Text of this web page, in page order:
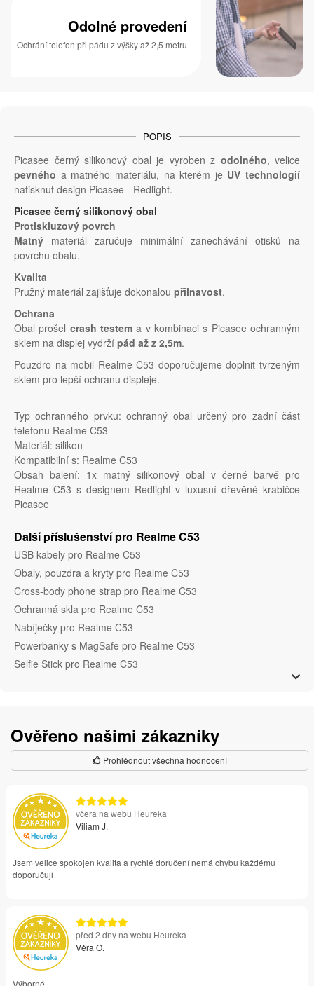
Odolné provedení
Ochrání telefon při pádu z výšky až 2,5 metru
POPIS
Picasee černý silikonový obal je vyroben z odolného, velice
pevného a matného materiálu, na kterém je UV technologií
natisknut design Picasee - Redlight.
Picasee černý silikonový obal
Protiskluzový povrch
Matný materiál zaručuje minimální zanechávání otisků na
povrchu obalu.
Kvalita
Pružný materiál zajišťuje dokonalou přilnavost.
Ochrana
Obal prošel crash testem a v kombinaci s Picasee ochranným
sklem na displej vydrží pád až z 2,5m.
Pouzdro na mobil Realme C53 doporučujeme doplnit tvrzeným
sklem pro lepší ochranu displeje.
Typ ochranného prvku: ochranný obal určený pro zadní část
telefonu Realme C53
Materiál: silikon
Kompatibilní s: Realme C53
Obsah balení: 1x matný silikonový obal v černé barvě pro
Realme C53 s designem Redlight v luxusní dřevěné krabičce
Picasee
Další příslušenství pro Realme C53
USB kabely pro Realme C53
Obaly, pouzdra a kryty pro Realme C53
Cross-body phone strap pro Realme C53
Ochranná skla pro Realme C53
Nabíječky pro Realme C53
Powerbanky s MagSafe pro Realme C53
Selfie Stick pro Realme C53
Ověřeno našimi zákazníky
Prohlédnout všechna hodnocení
včera na webu Heureka
Viliam J.
Jsem velice spokojen kvalita a rychlé doručení nemá chybu každému
doporučuji
před 2 dny na webu Heureka
Věra O.